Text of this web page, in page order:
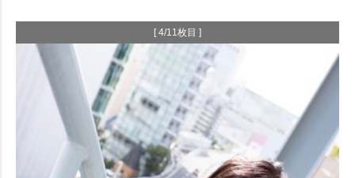
[ 4/11枚目 ]